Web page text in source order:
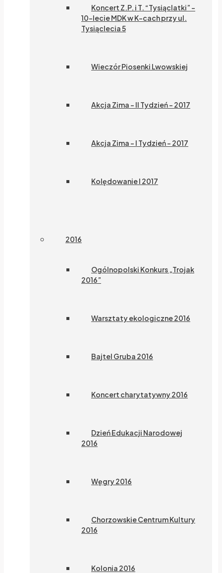
Koncert Z.P. i T. “Tysiąclatki” –
10-lecie MDK w K-cach przy ul.
Tysiąclecia 5
Wieczór Piosenki Lwowskiej
Akcja Zima – II Tydzień – 2017
Akcja Zima – I Tydzień – 2017
Kolędowanie I 2017
2016
Ogólnopolski Konkurs „Trojak
2016”
Warsztaty ekologiczne 2016
Bajtel Gruba 2016
Koncert charytatywny 2016
Dzień Edukacji Narodowej
2016
Węgry 2016
Chorzowskie Centrum Kultury
2016
Kolonia 2016